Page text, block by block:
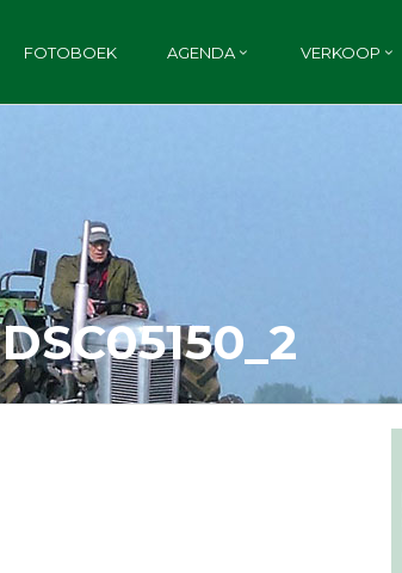
FOTOBOEK AGENDA VERKOOP
DSC05150_2